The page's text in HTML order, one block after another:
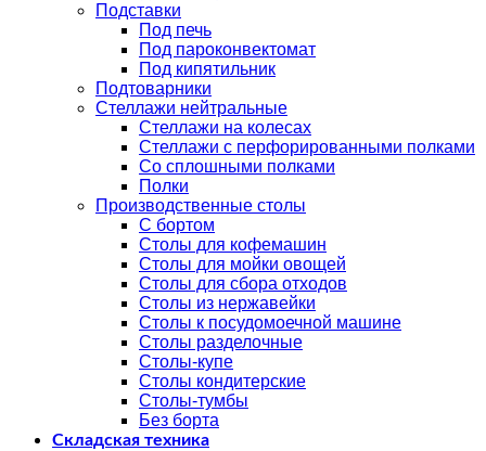
Подставки
Под печь
Под пароконвектомат
Под кипятильник
Подтоварники
Стеллажи нейтральные
Стеллажи на колесах
Стеллажи с перфорированными полками
Со сплошными полками
Полки
Производственные столы
С бортом
Столы для кофемашин
Столы для мойки овощей
Столы для сбора отходов
Столы из нержавейки
Столы к посудомоечной машине
Столы разделочные
Столы-купе
Столы кондитерские
Столы-тумбы
Без борта
Складская техника